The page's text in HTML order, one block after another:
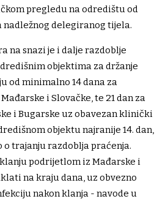
pregledu na odredištu od
delegiranog tijela.
na snazi je i dalje razdoblje
objektima za držanje
od minimalno 14 dana za
i Slovačke, te 21 dan za
i Bugarske uz obavezan klinički
objektu najranije 14. dan,
o trajanju razdoblja praćenja.
podrijetlom iz Mađarske i
na kraju dana, uz obvezno
nakon klanja - navode u